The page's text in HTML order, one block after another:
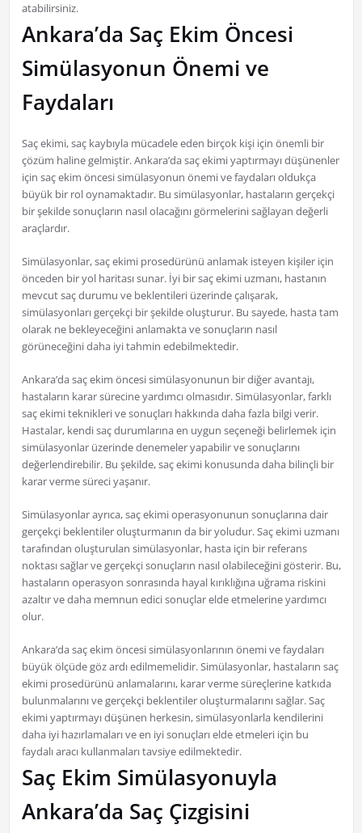
atabilirsiniz.
Ankara’da Saç Ekim Öncesi
Simülasyonun Önemi ve
Faydaları
Saç ekimi, saç kaybıyla mücadele eden birçok kişi için önemli bir
çözüm haline gelmiştir. Ankara’da saç ekimi yaptırmayı düşünenler
için saç ekim öncesi simülasyonun önemi ve faydaları oldukça
büyük bir rol oynamaktadır. Bu simülasyonlar, hastaların gerçekçi
bir şekilde sonuçların nasıl olacağını görmelerini sağlayan değerli
araçlardır.
Simülasyonlar, saç ekimi prosedürünü anlamak isteyen kişiler için
önceden bir yol haritası sunar. İyi bir saç ekimi uzmanı, hastanın
mevcut saç durumu ve beklentileri üzerinde çalışarak,
simülasyonları gerçekçi bir şekilde oluşturur. Bu sayede, hasta tam
olarak ne bekleyeceğini anlamakta ve sonuçların nasıl
görüneceğini daha iyi tahmin edebilmektedir.
Ankara’da saç ekim öncesi simülasyonunun bir diğer avantajı,
hastaların karar sürecine yardımcı olmasıdır. Simülasyonlar, farklı
saç ekimi teknikleri ve sonuçları hakkında daha fazla bilgi verir.
Hastalar, kendi saç durumlarına en uygun seçeneği belirlemek için
simülasyonlar üzerinde denemeler yapabilir ve sonuçlarını
değerlendirebilir. Bu şekilde, saç ekimi konusunda daha bilinçli bir
karar verme süreci yaşanır.
Simülasyonlar ayrıca, saç ekimi operasyonunun sonuçlarına dair
gerçekçi beklentiler oluşturmanın da bir yoludur. Saç ekimi uzmanı
tarafından oluşturulan simülasyonlar, hasta için bir referans
noktası sağlar ve gerçekçi sonuçların nasıl olabileceğini gösterir. Bu,
hastaların operasyon sonrasında hayal kırıklığına uğrama riskini
azaltır ve daha memnun edici sonuçlar elde etmelerine yardımcı
olur.
Ankara’da saç ekim öncesi simülasyonlarının önemi ve faydaları
büyük ölçüde göz ardı edilmemelidir. Simülasyonlar, hastaların saç
ekimi prosedürünü anlamalarını, karar verme süreçlerine katkıda
bulunmalarını ve gerçekçi beklentiler oluşturmalarını sağlar. Saç
ekimi yaptırmayı düşünen herkesin, simülasyonlarla kendilerini
daha iyi hazırlamaları ve en iyi sonuçları elde etmeleri için bu
faydalı aracı kullanmaları tavsiye edilmektedir.
Saç Ekim Simülasyonuyla
Ankara’da Saç Çizgisini